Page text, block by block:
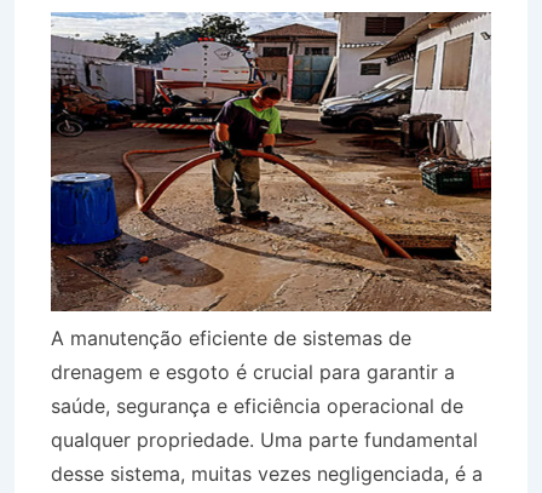
A manutenção eficiente de sistemas de
drenagem e esgoto é crucial para garantir a
saúde, segurança e eficiência operacional de
qualquer propriedade. Uma parte fundamental
desse sistema, muitas vezes negligenciada, é a